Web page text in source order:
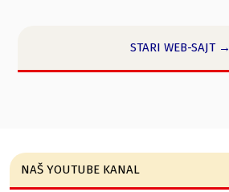
STARI WEB-SAJT →
NAŠ YOUTUBE KANAL